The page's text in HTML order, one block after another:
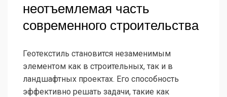
неотъемлемая часть
современного строительства
Геотекстиль становится незаменимым
элементом как в строительных, так и в
ландшафтных проектах. Его способность
эффективно решать задачи, такие как